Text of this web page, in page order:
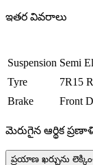
ఇతర వివరాలు
Suspension Semi
Tyre
7R15
Brake
Front
మెరుగైన ఆర్థిక
ప్రయాణ ఖర్చును